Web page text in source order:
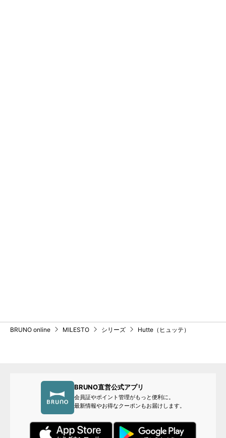
BRUNO online MILESTO シリーズ Hutte（ヒュッテ）
BRUNO直営公式アプリ
会員証やポイント管理がもっと便利に。
最新情報やお得なクーポンもお届けします。